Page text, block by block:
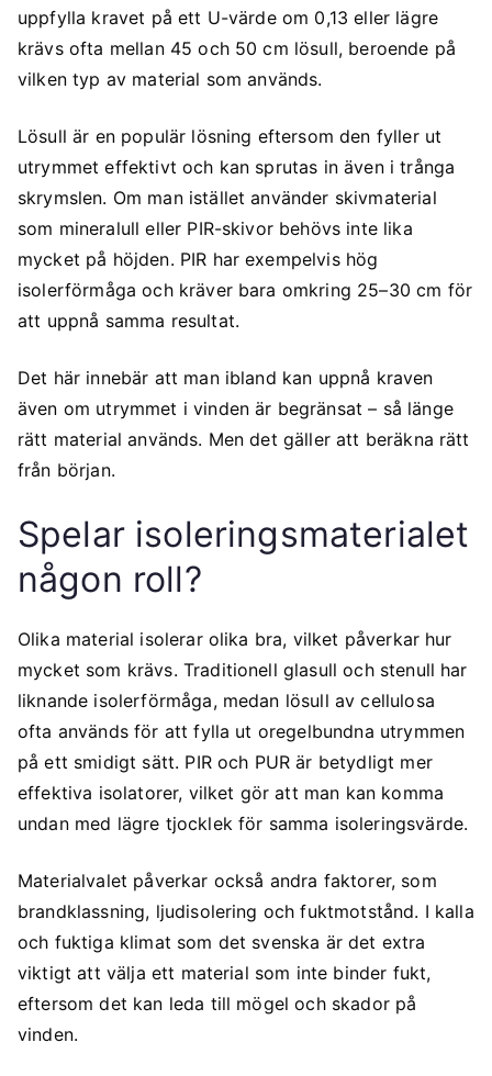
uppfylla kravet på ett U-värde om 0,13 eller lägre
krävs ofta mellan 45 och 50 cm lösull, beroende på
vilken typ av material som används.
Lösull är en populär lösning eftersom den fyller ut
utrymmet effektivt och kan sprutas in även i trånga
skrymslen. Om man istället använder skivmaterial
som mineralull eller PIR-skivor behövs inte lika
mycket på höjden. PIR har exempelvis hög
isolerförmåga och kräver bara omkring 25–30 cm för
att uppnå samma resultat.
Det här innebär att man ibland kan uppnå kraven
även om utrymmet i vinden är begränsat – så länge
rätt material används. Men det gäller att beräkna rätt
från början.
Spelar isoleringsmaterialet
någon roll?
Olika material isolerar olika bra, vilket påverkar hur
mycket som krävs. Traditionell glasull och stenull har
liknande isolerförmåga, medan lösull av cellulosa
ofta används för att fylla ut oregelbundna utrymmen
på ett smidigt sätt. PIR och PUR är betydligt mer
effektiva isolatorer, vilket gör att man kan komma
undan med lägre tjocklek för samma isoleringsvärde.
Materialvalet påverkar också andra faktorer, som
brandklassning, ljudisolering och fuktmotstånd. I kalla
och fuktiga klimat som det svenska är det extra
viktigt att välja ett material som inte binder fukt,
eftersom det kan leda till mögel och skador på
vinden.